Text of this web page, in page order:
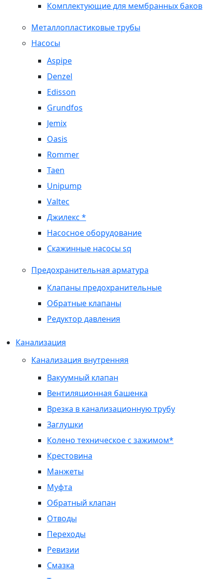
Комплектующие для мембранных баков
Металлопластиковые трубы
Насосы
Aspipe
Denzel
Edisson
Grundfos
Jemix
Oasis
Rommer
Taen
Unipump
Valtec
Джилекс *
Насосное оборудование
Скажинные насосы sq
Предохранительная арматура
Клапаны предохранительные
Обратные клапаны
Редуктор давления
Канализация
Канализация внутренняя
Вакуумный клапан
Вентиляционная башенка
Врезка в канализационную трубу
Заглушки
Колено техническое с зажимом*
Крестовина
Манжеты
Муфта
Обратный клапан
Отводы
Переходы
Ревизии
Смазка